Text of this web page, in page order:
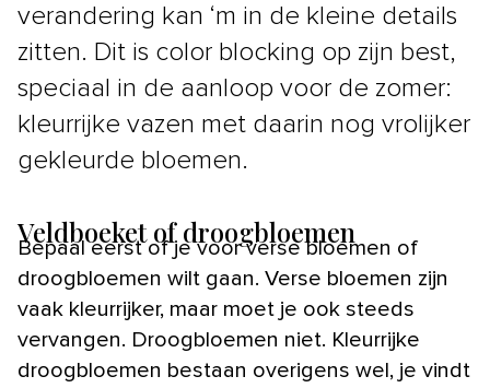
verandering kan ‘m in de kleine details
zitten. Dit is color blocking op zijn best,
speciaal in de aanloop voor de zomer:
kleurrijke vazen met daarin nog vrolijker
gekleurde bloemen.
Veldboeket of droogbloemen
Bepaal eerst of je voor verse bloemen of
droogbloemen wilt gaan. Verse bloemen zijn
vaak kleurrijker, maar moet je ook steeds
vervangen. Droogbloemen niet. Kleurrijke
droogbloemen bestaan overigens wel, je vindt